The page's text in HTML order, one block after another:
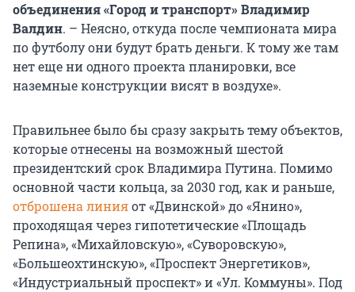
объединения «Город и транспорт» Владимир
Валдин. – Неясно, откуда после чемпионата мира
по футболу они будут брать деньги. К тому же там
нет еще ни одного проекта планировки, все
наземные конструкции висят в воздухе».
Правильнее было бы сразу закрыть тему объектов,
которые отнесены на возможный шестой
президентский срок Владимира Путина. Помимо
основной части кольца, за 2030 год, как и раньше,
отброшена линияот «Двинской» до «Янино»,
проходящая через гипотетические «Площадь
Репина», «Михайловскую», «Суворовскую»,
«Большеохтинскую», «Проспект Энергетиков»,
«Индустриальный проспект» и «Ул. Коммуны». Под